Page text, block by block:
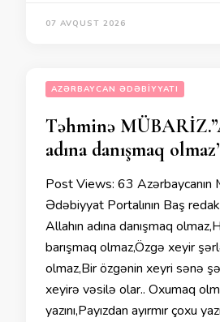
07 AVQUST 2026
AZƏRBAYCAN ƏDƏBIYYATI
Təhminə
adına danışmaq
Post Views: 63 Azərbaycanın
Ədəbiyyat Portalının Baş
Allahın adına danışmaq
barışmaq olmaz,Özgə xeyir
olmaz,Bir özgənin xeyri sənə
xeyirə vəsilə olar.. Oxumaq
yazını,Payızdan ayırmır çoxu